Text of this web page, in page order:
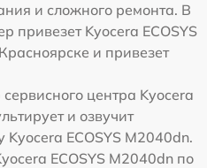
и сложного ремонта. В
привезет Kyocera ECOSYS
и привезет
центра Kyocera
и озвучит
Kyocera ECOSYS M2040dn.
ECOSYS M2040dn по